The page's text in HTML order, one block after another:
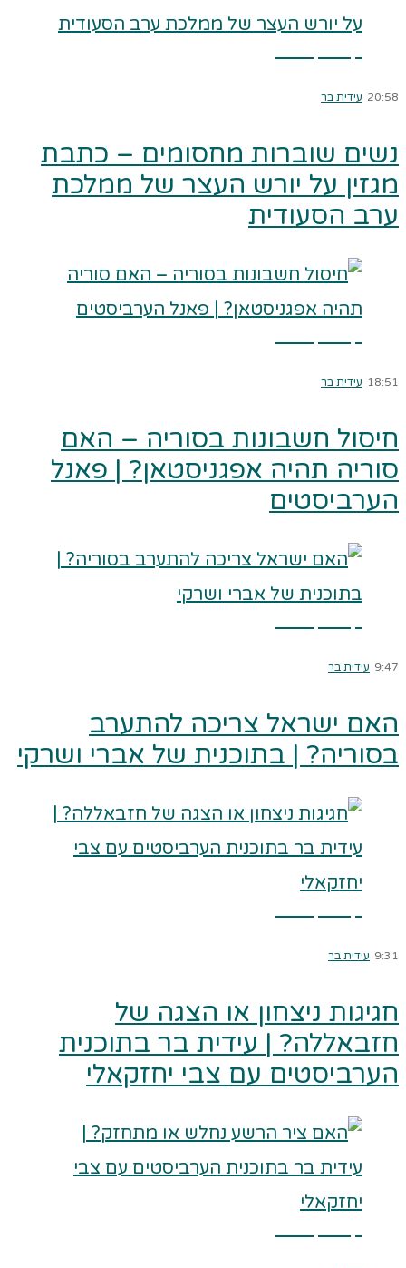
20:58 עידית בר
נשים שוברות מחסומים – כתבת
מגזין על יורש העצר של ממלכת
ערב הסעודית
18:51 עידית בר
חיסול חשבונות בסוריה – האם
סוריה תהיה אפגניסטאן? | פאנל
הערביסטים
9:47 עידית בר
האם ישראל צריכה להתערב
בסוריה? | בתוכנית של אברי ושרקי
9:31 עידית בר
חגיגות ניצחון או הצגה של
חזבאללה? | עידית בר בתוכנית
הערביסטים עם צבי יחזקאלי